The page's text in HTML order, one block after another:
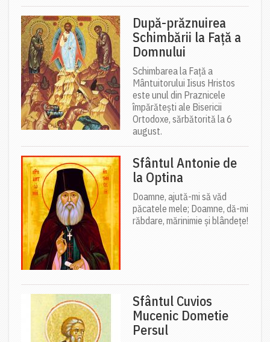
După-prăznuirea
Schimbării la Față a
Domnului
Schimbarea la Față a
Mântuitorului Iisus Hristos
este unul din Praznicele
împărătești ale Bisericii
Ortodoxe, sărbătorită la 6
august.
Sfântul Antonie de
la Optina
Doamne, ajută-mi să văd
păcatele mele; Doamne, dă-mi
răbdare, mărinimie şi blândeţe!
Sfântul Cuvios
Mucenic Dometie
Persul